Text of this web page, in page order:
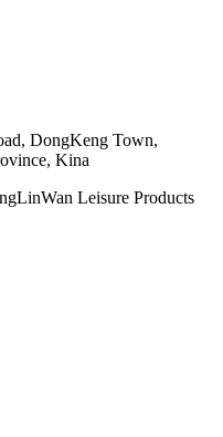
DongKeng Town,
Kina
Leisure Products